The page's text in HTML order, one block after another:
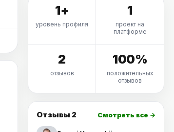
1+
уровень профиля
1
проект на
платформе
2
отзывов
100%
положительных
отзывов
Отзывы 2 Смотреть все →